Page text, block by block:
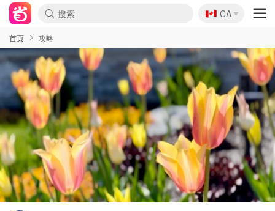
🇨🇦
CA
首页 攻略